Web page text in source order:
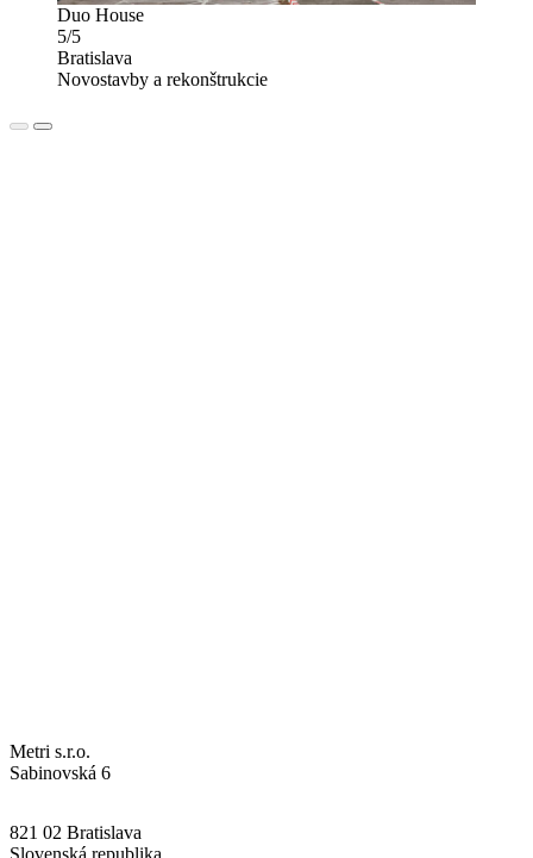
Duo House
5/5
Bratislava
Novostavby a rekonštrukcie
Metri s.r.o.
Sabinovská 6
821 02 Bratislava
Slovenská republika